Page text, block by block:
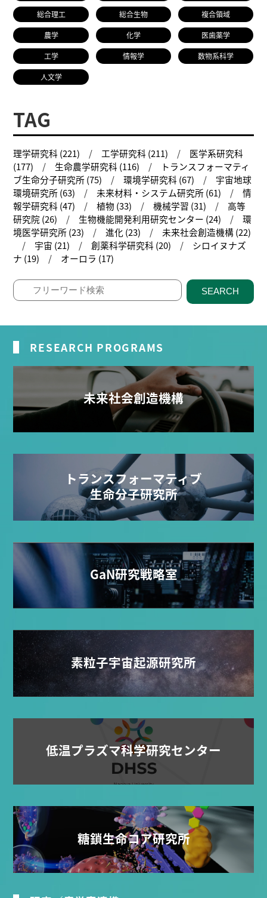
総合理工 総合生物 複合領域
農学 化学 医歯薬学
工学 情報学 数物系科学
人文学
TAG
理学研究科 (221) 工学研究科 (211)
医学系研究科
(177)
生命農学研究科 (116)
トランスフォーマティ
ブ生命分子研究所 (75)
環境学研究科 (67)
宇宙地球
環境研究所 (63)
未来材料・システム研究所 (61)
情
報学研究科 (47)
植物 (33) 機械学習 (31)
高等
研究院 (26)
生物機能開発利用研究センター (24)
環
境医学研究所 (23)
進化 (23)
未来社会創造機構 (22)
宇宙 (21)
創薬科学研究科 (20)
シロイヌナズ
ナ (19)
オーロラ (17)
SEARCH
RESEARCH PROGRAMS
未来社会創造機構
トランスフォーマティブ
生命分子研究所
GaN研究戦略室
素粒子宇宙起源研究所
低温プラズマ科学研究センター
糖鎖生命コア研究所